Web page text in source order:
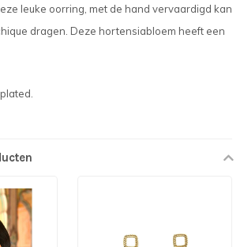
leuke oorring, met de hand vervaardigd kan
dragen. Deze hortensiabloem heeft een